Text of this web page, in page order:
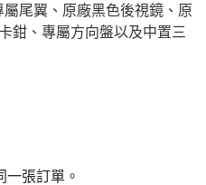
屬尾翼、原廠黑色後視鏡、原
鉗、專屬方向盤以及中置三
張訂單。